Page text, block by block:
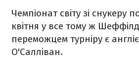
Чемпіонат світу зі снукеру
квітня у все тому ж
переможцем турніру є
О'Салліван.